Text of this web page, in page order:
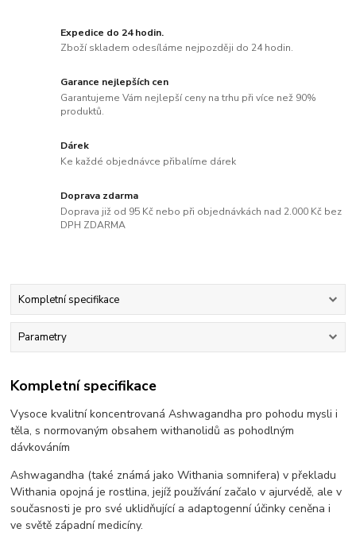
Expedice do 24 hodin.
Zboží skladem odesíláme nejpozději do 24 hodin.
Garance nejlepších cen
Garantujeme Vám nejlepší ceny na trhu při více než 90%
produktů.
Dárek
Ke každé objednávce přibalíme dárek
Doprava zdarma
Doprava již od 95 Kč nebo při objednávkách nad 2.000 Kč bez
DPH ZDARMA
Kompletní specifikace
Parametry
Kompletní specifikace
Vysoce kvalitní koncentrovaná Ashwagandha pro pohodu mysli i
těla, s normovaným obsahem withanolidů as pohodlným
dávkováním
Ashwagandha (také známá jako Withania somnifera) v překladu
Withania opojná je rostlina, jejíž používání začalo v ajurvédě, ale v
současnosti je pro své uklidňující a adaptogenní účinky ceněna i
ve světě západní medicíny.